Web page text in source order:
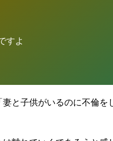
すよ
と子供がいるのに不倫を